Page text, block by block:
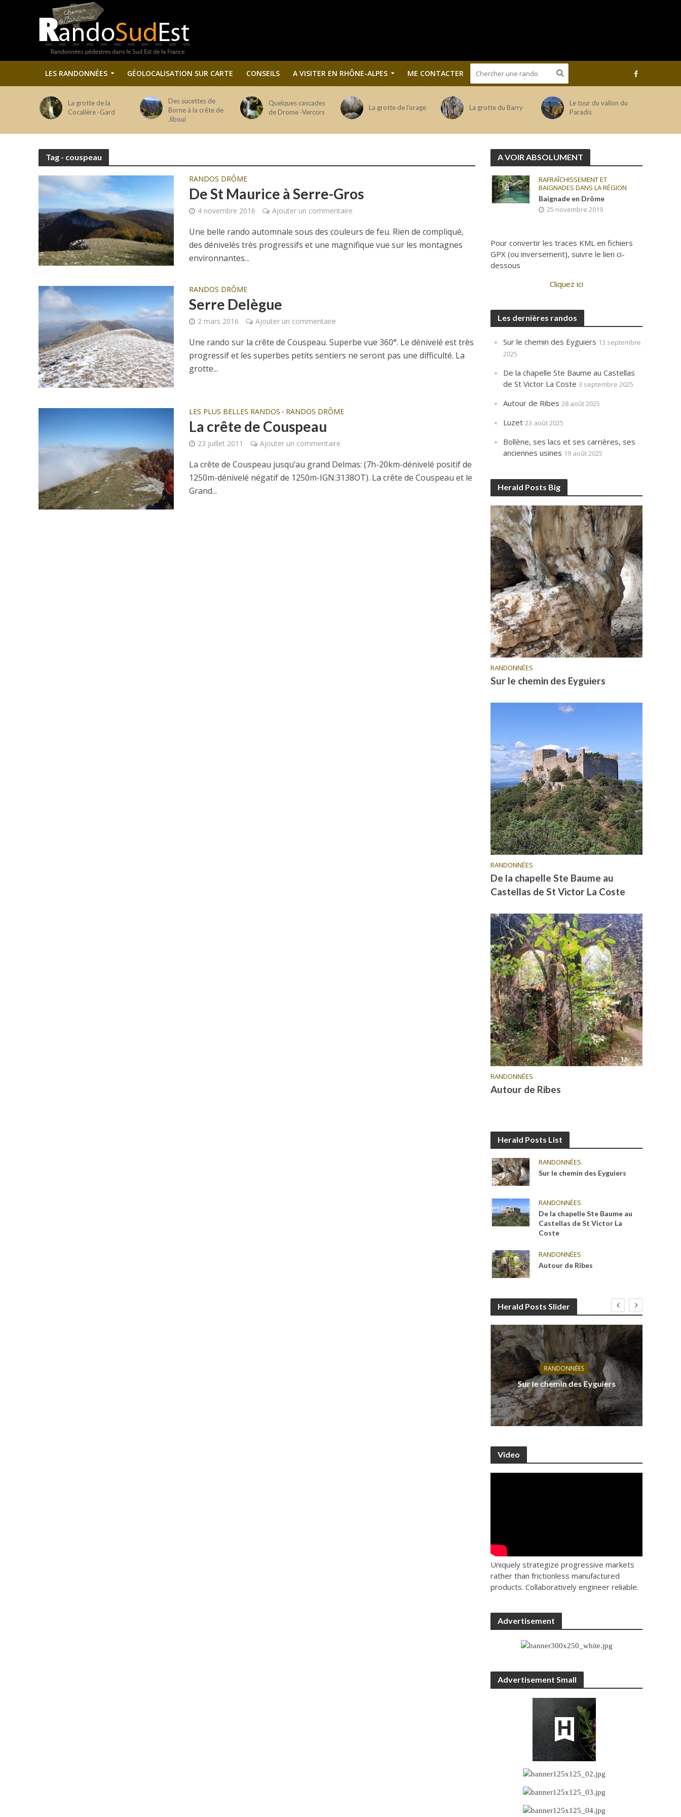
LES RANDONNÉES GÉOLOCALISATION SUR CARTE CONSEILS A VISITER EN RHÔNE-ALPES ME CONTACTER
La grotte de la
Cocalière -Gard
Des sucettes de
Borne à la crête de
Jiboui
Quelques cascades
de Drome -Vercors
La grotte de l’orage La grotte du Barry
Le tour du vallon du
Paradis
Tag - couspeau
RANDOS DRÔME
De St Maurice à Serre-Gros
4 novembre 2016 Ajouter un commentaire
Une belle rando automnale sous des couleurs de feu. Rien de compliqué,
des dénivelés très progressifs et une magnifique vue sur les montagnes
environnantes...
RANDOS DRÔME
Serre Delègue
2 mars 2016 Ajouter un commentaire
Une rando sur la crête de Couspeau. Superbe vue 360°. Le dénivelé est très
progressif et les superbes petits sentiers ne seront pas une difficulté. La
grotte...
LES PLUS BELLES RANDOS • RANDOS DRÔME
La crête de Couspeau
23 juillet 2011 Ajouter un commentaire
La crête de Couspeau jusqu’au grand Delmas: (7h-20km-dénivelé positif de
1250m-dénivelé négatif de 1250m-IGN:3138OT). La crête de Couspeau et le
Grand...
A VOIR ABSOLUMENT
RAFRAÎCHISSEMENT ET
BAIGNADES DANS LA RÉGION
Baignade en Drôme
25 novembre 2019
Pour convertir les traces KML en fichiers
GPX (ou inversement), suivre le lien ci-
dessous
Cliquez ici
Les dernières randos
Sur le chemin des Eyguiers 13 septembre
2025
De la chapelle Ste Baume au Castellas
de St Victor La Coste 3 septembre 2025
Autour de Ribes 28 août 2025
Luzet 23 août 2025
Bollène, ses lacs et ses carrières, ses
anciennes usines 19 août 2025
Herald Posts Big
RANDONNÉES
Sur le chemin des Eyguiers
RANDONNÉES
De la chapelle Ste Baume au
Castellas de St Victor La Coste
RANDONNÉES
Autour de Ribes
Herald Posts List
RANDONNÉES
Sur le chemin des Eyguiers
RANDONNÉES
De la chapelle Ste Baume au
Castellas de St Victor La
Coste
RANDONNÉES
Autour de Ribes
Herald Posts Slider
RANDONNÉES
Sur le chemin des Eyguiers
Video
Uniquely strategize progressive markets
rather than frictionless manufactured
products. Collaboratively engineer reliable.
Advertisement
Advertisement Small